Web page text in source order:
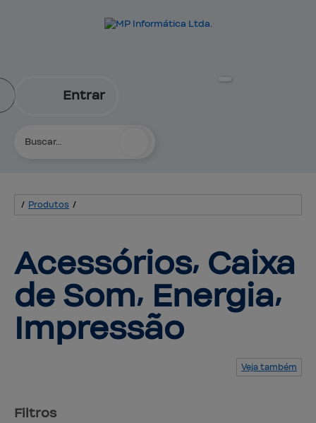
Entrar
/ Produtos /
Acessórios⸴ Caixa
de Som⸴ Energia⸴
Impressão
Veja também
Filtros